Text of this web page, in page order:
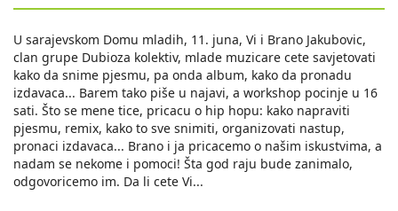
U sarajevskom Domu mladih, 11. juna, Vi i Brano Jakubovic,
clan grupe Dubioza kolektiv, mlade muzicare cete savjetovati
kako da snime pjesmu, pa onda album, kako da pronadu
izdavaca... Barem tako piše u najavi, a workshop pocinje u 16
sati. Što se mene tice, pricacu o hip hopu: kako napraviti
pjesmu, remix, kako to sve snimiti, organizovati nastup,
pronaci izdavaca... Brano i ja pricacemo o našim iskustvima, a
nadam se nekome i pomoci! Šta god raju bude zanimalo,
odgovoricemo im. Da li cete Vi...